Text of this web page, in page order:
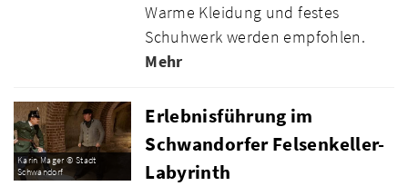
Warme Kleidung und festes
Schuhwerk werden empfohlen.
Mehr
Karin Mager © Stadt
Schwandorf
Erlebnisführung im
Schwandorfer Felsenkeller-
Labyrinth